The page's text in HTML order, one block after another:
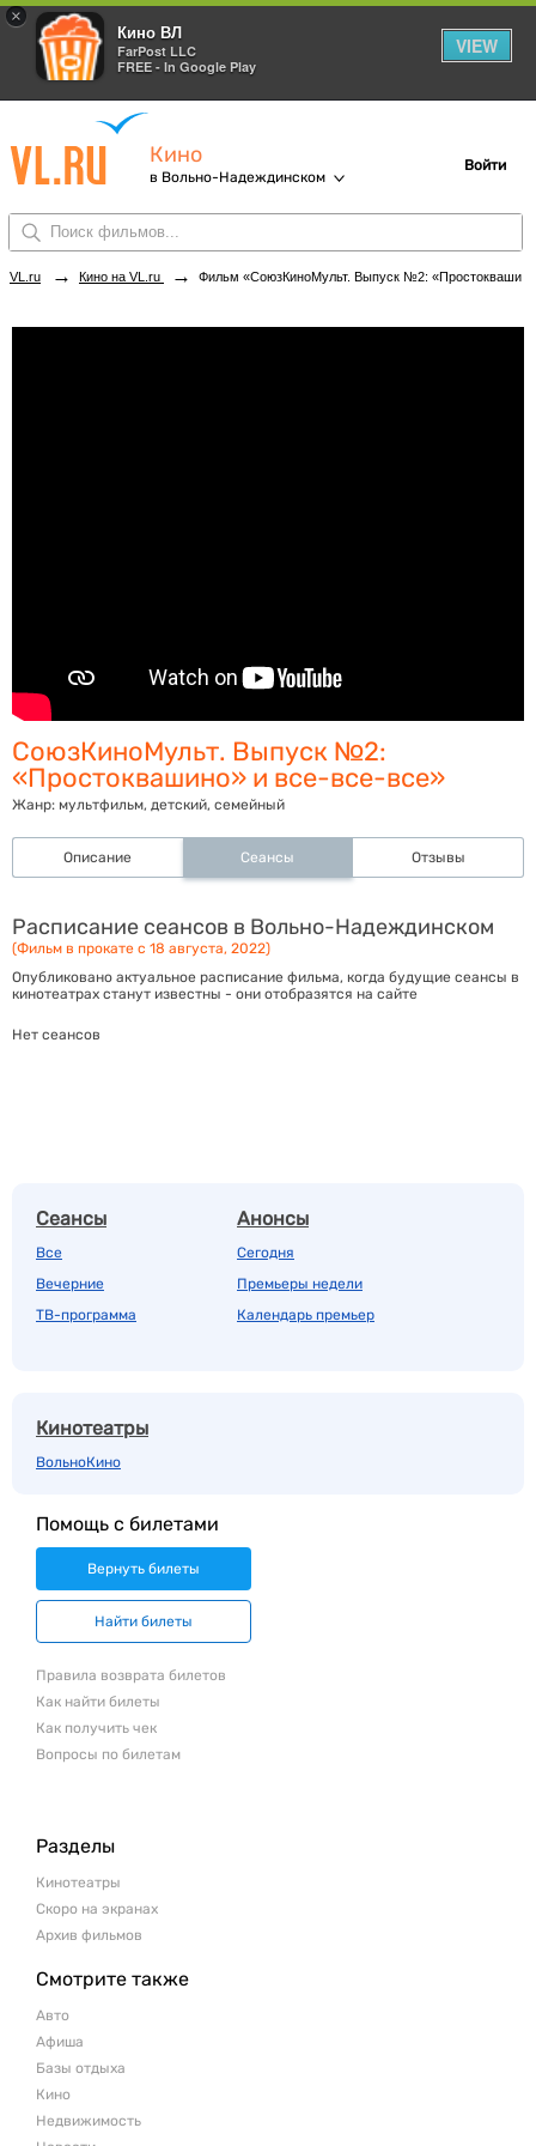
×
Кино ВЛ
FarPost LLC
FREE - In Google Play
VIEW
Кино
в Вольно-Надеждинском
Войти
VL.ru → Кино на VL.ru → Фильм «СоюзКиноМульт. Выпуск №2: «Простоквашино» и все-все-все»» в кинотеатрах Вольно-Надеждинского. Купить билеты!
СоюзКиноМульт. Выпуск №2:
«Простоквашино» и все-все-все»
Жанр: мультфильм, детский, семейный
Описание Сеансы Отзывы
Расписание сеансов в Вольно-Надеждинском
(Фильм в прокате с 18 августа, 2022)
Опубликовано актуальное расписание фильма, когда будущие сеансы в
кинотеатрах станут известны - они отобразятся на сайте
Нет сеансов
Сеансы
Все
Вечерние
ТВ-программа
Анонсы
Сегодня
Премьеры недели
Календарь премьер
Кинотеатры
ВольноКино
Помощь с билетами
Вернуть билеты
Найти билеты
Правила возврата билетов
Как найти билеты
Как получить чек
Вопросы по билетам
Разделы
Кинотеатры
Скоро на экранах
Архив фильмов
Смотрите также
Авто
Афиша
Базы отдыха
Кино
Недвижимость